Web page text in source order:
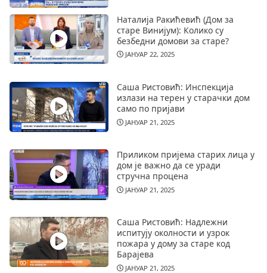
Наталија Ракићевић (Дом за
старе Винијум): Колико су
безбедни домови за старе?
ЈАНУАР 22, 2025
Саша Ристовић: Инспекција
излази на терен у старачки дом
само по пријави
ЈАНУАР 21, 2025
Приликом пријема старих лица у
дом је важно да се уради
стручна процена
ЈАНУАР 21, 2025
Саша Ристовић: Надлежни
испитују околности и узрок
пожара у дому за старе код
Барајева
ЈАНУАР 21, 2025